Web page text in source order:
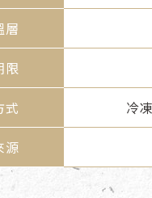
層
限
式 冷
源